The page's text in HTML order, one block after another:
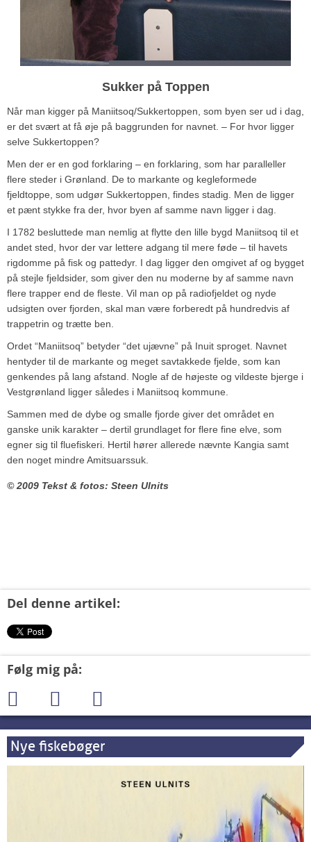
Sukker på Toppen
Når man kigger på Maniitsoq/Sukkertoppen, som byen ser ud i dag,
er det svært at få øje på baggrunden for navnet. – For hvor ligger
selve Sukkertoppen?
Men der er en god forklaring – en forklaring, som har paralleller
flere steder i Grønland. De to markante og kegleformede
fjeldtoppe, som udgør Sukkertoppen, findes stadig. Men de ligger
et pænt stykke fra der, hvor byen af samme navn ligger i dag.
I 1782 besluttede man nemlig at flytte den lille bygd Maniitsoq til et
andet sted, hvor der var lettere adgang til mere føde – til havets
rigdomme på fisk og pattedyr. I dag ligger den omgivet af og bygget
på stejle fjeldsider, som giver den nu moderne by af samme navn
flere trapper end de fleste. Vil man op på radiofjeldet og nyde
udsigten over fjorden, skal man være forberedt på hundredvis af
trappetrin og trætte ben.
Ordet “Maniitsoq” betyder “det ujævne” på Inuit sproget. Navnet
hentyder til de markante og meget savtakkede fjelde, som kan
genkendes på lang afstand. Nogle af de højeste og vildeste bjerge i
Vestgrønland ligger således i Maniitsoq kommune.
Sammen med de dybe og smalle fjorde giver det området en
ganske unik karakter – dertil grundlaget for flere fine elve, som
egner sig til fluefiskeri. Hertil hører allerede nævnte Kangia samt
den noget mindre Amitsuarssuk.
© 2009 Tekst & fotos: Steen Ulnits
Del denne artikel:
Følg mig på:
Nye fiskebøger